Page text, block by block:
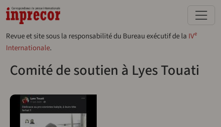
Aller au contenu principal
Revue et site sous la responsabilité du Bureau exécutif de la IVe
Internationale.
Comité de soutien à Lyes Touati